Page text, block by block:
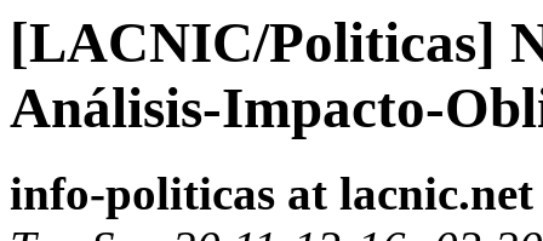
[LACNIC/Politicas]
Análisis-Impacto-
info-politicas at lacnic.net